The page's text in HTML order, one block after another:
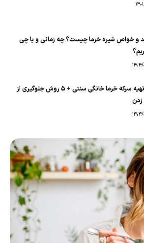
و خواص شیره خرما چیست؟ چه زمانی و با چی
طرز تهیه سرکه خرما خانگی سنتی + 5 روش جلوگیری از